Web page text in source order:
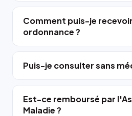
Comment puis-je
ordonnance ?
Puis-je consulter sans
Est-ce remboursé par
Maladie ?